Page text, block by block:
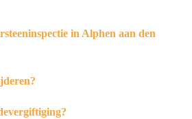
in Alphen aan den